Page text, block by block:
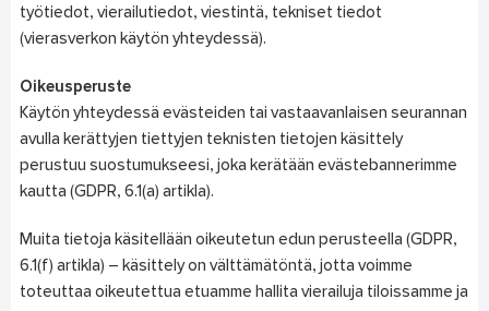
työtiedot, vierailutiedot, viestintä, tekniset tiedot
(vierasverkon käytön yhteydessä).
Oikeusperuste
Käytön yhteydessä evästeiden tai vastaavanlaisen seurannan
avulla kerättyjen tiettyjen teknisten tietojen käsittely
perustuu suostumukseesi, joka kerätään evästebannerimme
kautta (GDPR, 6.1(a) artikla).
Muita tietoja käsitellään oikeutetun edun perusteella (GDPR,
6.1(f) artikla) – käsittely on välttämätöntä, jotta voimme
toteuttaa oikeutettua etuamme hallita vierailuja tiloissamme ja